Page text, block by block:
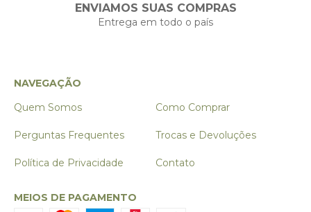
ENVIAMOS SUAS COMPRAS
Entrega em todo o país
NAVEGAÇÃO
Quem Somos
Como Comprar
Perguntas Frequentes Trocas e Devoluções
Política de Privacidade Contato
MEIOS DE PAGAMENTO